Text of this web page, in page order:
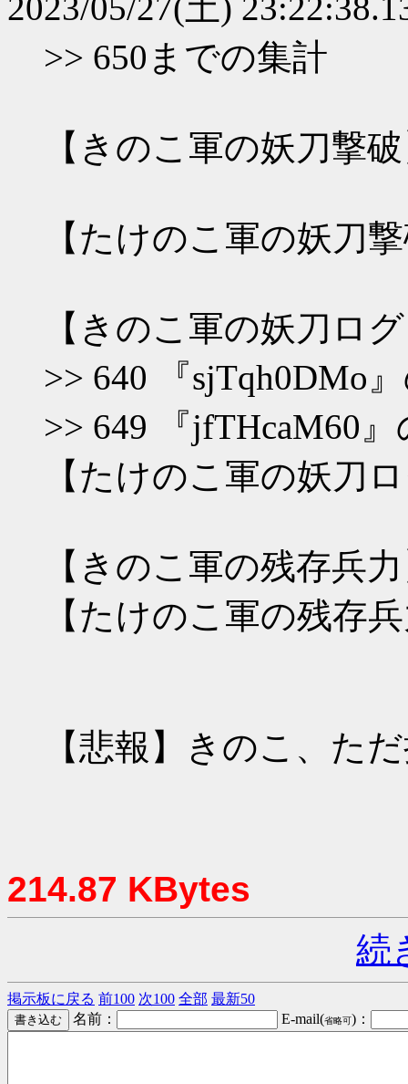
>> 650までの集計
【きのこ軍の妖刀撃
【たけのこ軍の妖刀
【きのこ軍の妖刀ロ
>> 640 『sjTqh0DMo
>> 649 『jfTHcaM60
【たけのこ軍の妖刀
【きのこ軍の残存兵
【たけのこ軍の残存
【悲報】きのこ、た
214.87 KBytes
続
掲示板に戻る 前100 次100 全部 最新50
名前：
E-mail(省略可)：